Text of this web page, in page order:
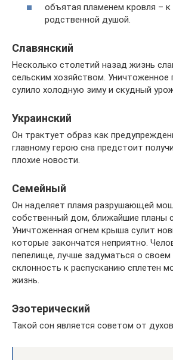
объятая пламенем кровля – к
родственной душой.
Славянский
Несколько столетий назад жизнь
сельским хозяйством.
сулило холодную зиму и скудный
Украинский
Он трактует образ как
главному герою сна предстоит
плохие новости.
Семейный
Он наделяет пламя разрушающей
собственный дом, ближайшие планы
Уничтоженная огнем крыша сулит
которые закончатся неприятно.
пепелище, лучше задуматься о своем
склонность к распусканию сплетен
жизнь.
Эзотерический
Такой сон является советом от